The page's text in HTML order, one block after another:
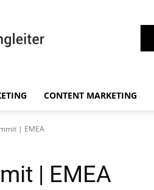
CONTENT MARKETING
| EMEA
| EMEA